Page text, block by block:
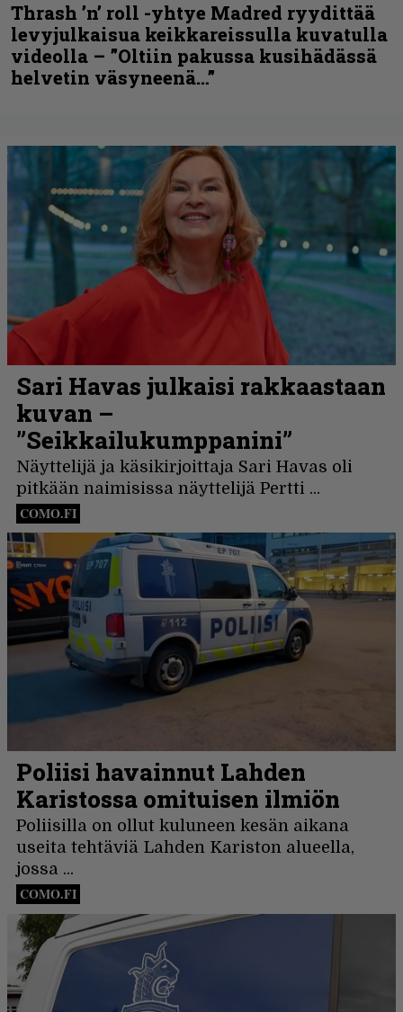
Thrash ’n’ roll -yhtye Madred ryydittää
levyjulkaisua keikkareissulla kuvatulla
videolla – ”Oltiin pakussa kusihädässä
helvetin väsyneenä…”